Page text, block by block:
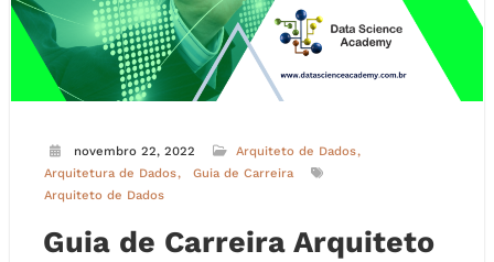
novembro 22, 2022
Arquiteto de Dados
Arquitetura de Dados
Guia de Carreira
Arquiteto de Dados
Guia de Carreira Arquiteto